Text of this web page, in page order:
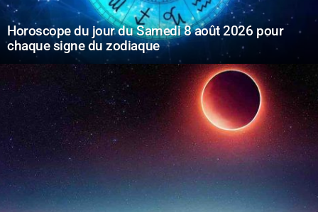
Horoscope du jour du Samedi 8 août 2026 pour
chaque signe du zodiaque